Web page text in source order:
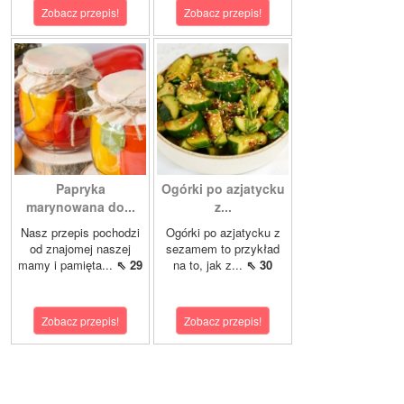
Zobacz przepis! Zobacz przepis!
Papryka
marynowana do...
Nasz przepis pochodzi
od znajomej naszej
mamy i pamięta... ⇖ 29
Zobacz przepis!
Ogórki po azjatycku
z...
Ogórki po azjatycku z
sezamem to przykład
na to, jak z... ⇖ 30
Zobacz przepis!